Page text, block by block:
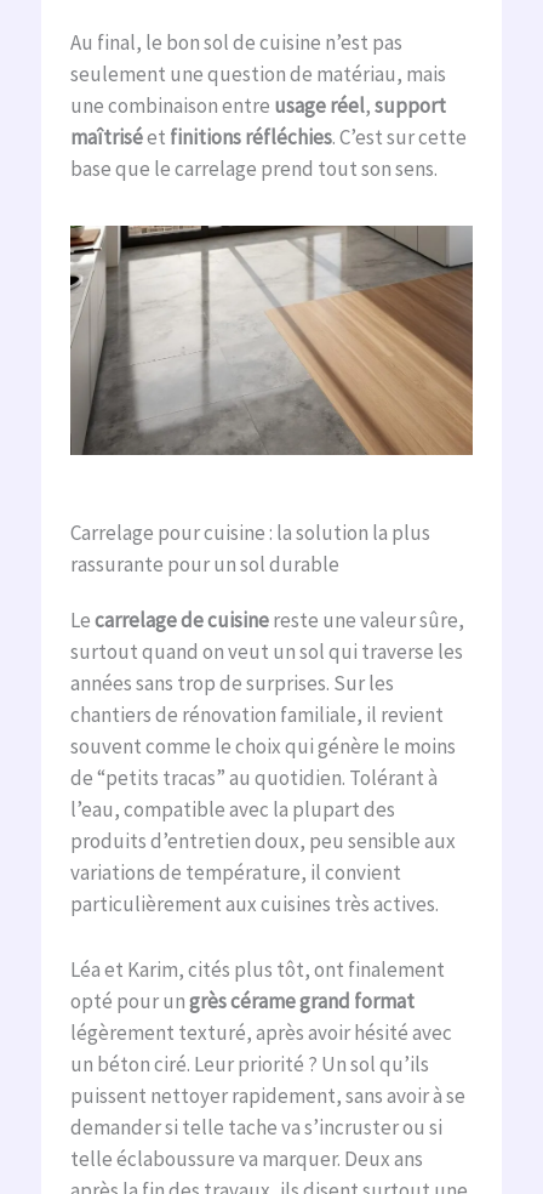
Au final, le bon sol de cuisine n’est pas
seulement une question de matériau, mais
une combinaison entre usage réel,support
maîtriséet finitions réfléchies. C’est sur cette
base que le carrelage prend tout son sens.
Carrelage pour cuisine : la solution la plus
rassurante pour un sol durable
Lecarrelage de cuisinereste une valeur sûre,
surtout quand on veut un sol qui traverse les
années sans trop de surprises. Sur les
chantiers de rénovation familiale, il revient
souvent comme le choix qui génère le moins
de “petits tracas” au quotidien. Tolérant à
l’eau, compatible avec la plupart des
produits d’entretien doux, peu sensible aux
variations de température, il convient
particulièrement aux cuisines très actives.
Léa et Karim, cités plus tôt, ont finalement
opté pour ungrès cérame grand format
légèrement texturé, après avoir hésité avec
un béton ciré. Leur priorité ? Un sol qu’ils
puissent nettoyer rapidement, sans avoir à se
demander si telle tache va s’incruster ou si
telle éclaboussure va marquer. Deux ans